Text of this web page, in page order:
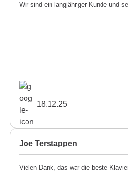
Wir sind ein langjähriger Kunde und
18.12.25
Joe Terstappen
Vielen Dank, das war die beste